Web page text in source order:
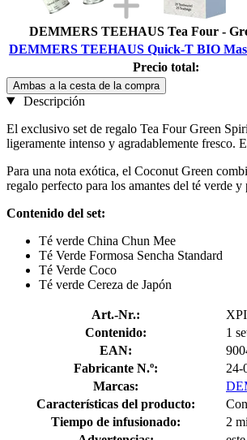
DEMMERS TEEHAUS Tea Four -
DEMMERS TEEHAUS Quick-T BIO
Precio total:
Ambas a la cesta de la compra
Descripción
El exclusivo set de regalo Tea Four Green
ligeramente intenso y agradablemente fresco.
Para una nota exótica, el Coconut Green
regalo perfecto para los amantes del té verde
Contenido del set:
Té verde China Chun Mee
Té Verde Formosa Sencha Standard
Té Verde Coco
Té verde Cereza de Japón
Art.-Nr.:
Contenido:
1
EAN:
Fabricante N.º:
24-
Marcas:
Características del producto:
Tiempo de infusionado:
2